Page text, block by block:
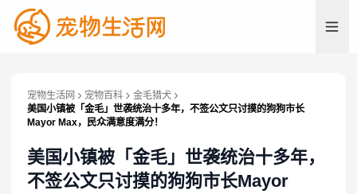
宠物生活网 宠物百科
金毛猎犬
美国小镇被「金毛」世袭统治十多年，不签公文只讨摸的狗狗市长
Mayor Max，民众满意度满分！
美国小镇被「金毛」世袭统治十多年，
不签公文只讨摸的狗狗市长Mayor